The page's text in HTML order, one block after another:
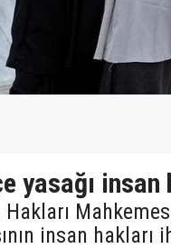
yasağı
insan hakları